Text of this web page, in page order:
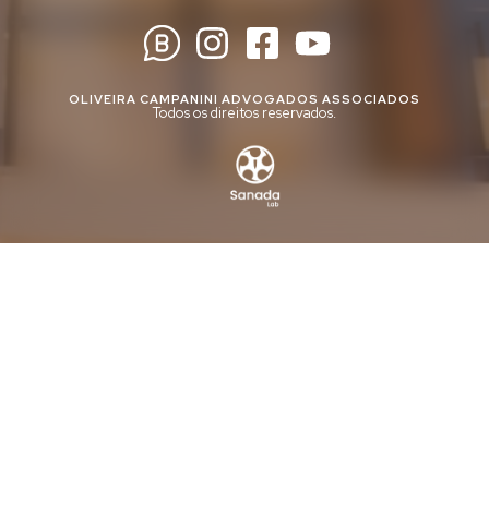
OLIVEIRA CAMPANINI ADVOGADOS ASSOCIADOS
Todos os direitos reservados.